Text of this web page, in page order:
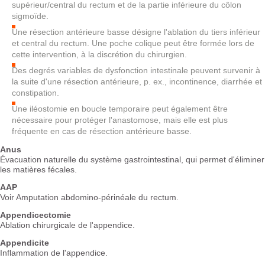
supérieur/central du rectum et de la partie inférieure du côlon
sigmoïde.
Une résection antérieure basse désigne l'ablation du tiers inférieur
et central du rectum. Une poche colique peut être formée lors de
cette intervention, à la discrétion du chirurgien.
Des degrés variables de dysfonction intestinale peuvent survenir à
la suite d'une résection antérieure, p. ex., incontinence, diarrhée et
constipation.
Une iléostomie en boucle temporaire peut également être
nécessaire pour protéger l'anastomose, mais elle est plus
fréquente en cas de résection antérieure basse.
Anus
Évacuation naturelle du système gastrointestinal, qui permet d'éliminer
les matières fécales.
AAP
Voir Amputation abdomino-périnéale du rectum.
Appendicectomie
Ablation chirurgicale de l'appendice.
Appendicite
Inflammation de l'appendice.